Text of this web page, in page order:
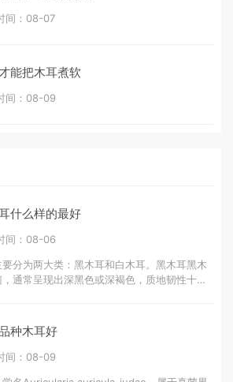
间：08-07
能把木耳煮软
间：08-09
什么样的最好
间：08-06
分为两大类：黑木耳和白木耳。黑木耳黑木
通常呈现出深黑色或深褐色，质地韧性十
种木耳好
间：08-09